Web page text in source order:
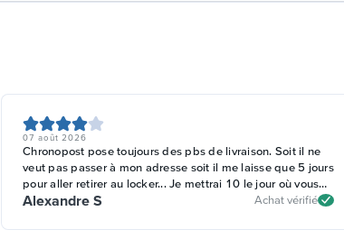
07 août 2026
Chronopost pose toujours des pbs de livraison. Soit il ne
veut pas passer à mon adresse soit il me laisse que 5 jours
pour aller retirer au locker... Je mettrai 10 le jour où vous
proposerai un autre prestataire pour la livraison
Alexandre S Achat vérifié